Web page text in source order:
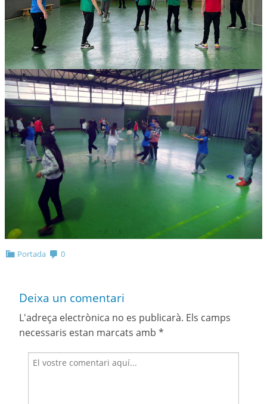
Portada 0
Deixa un comentari
L'adreça electrònica no es publicarà. Els camps
necessaris estan marcats amb *